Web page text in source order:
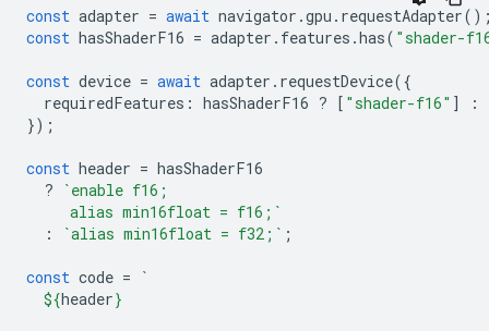
const adapter = await navigator .gpu . requestAdapter
const hasShaderF16 = adapter . features .has( "shader-
const device = await adapter . requestDevice({
requiredFeatures : hasShaderF16 ? [ "shader-f16" ] :
});
const header = hasShaderF16
?
`enable f16;
     alias min16float = f16;`
:
`alias min16float = f32;` ;
const code =
`
${header}